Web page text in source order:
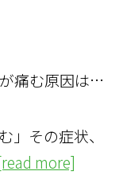
60代で歩くと脚が痛む原因は？脊柱管狭窄症と血流障害の違い
」その症状、
more]